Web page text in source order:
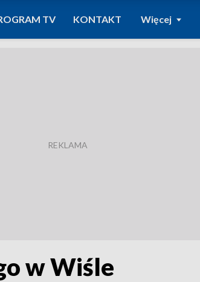
TV KONTAKT Więcej
w Wiśle